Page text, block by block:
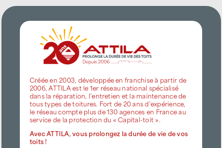
Créée en 2003, développée en franchise à partir de
2006, ATTILA est le 1er réseau national spécialisé
dans la réparation, l’entretien et la maintenance de
tous types de toitures. Fort de 20 ans d’expérience,
le réseau compte plus de 130 agences en France au
service de la protection du « Capital-toit ».
Avec ATTILA, vous prolongez la durée de vie de vos
toits !